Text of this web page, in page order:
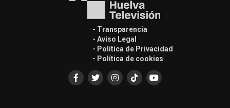
- Transparencia
- Aviso Legal
- Política de Privacidad
- Política de cookies